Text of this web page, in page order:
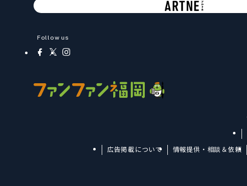
Follow us
広告掲載について 情報提供・相談＆依頼